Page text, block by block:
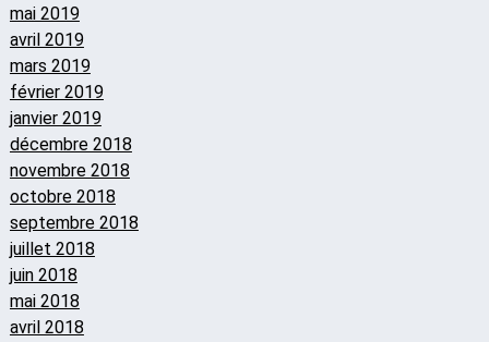
mai 2019
avril 2019
mars 2019
février 2019
janvier 2019
décembre 2018
novembre 2018
octobre 2018
septembre 2018
juillet 2018
juin 2018
mai 2018
avril 2018